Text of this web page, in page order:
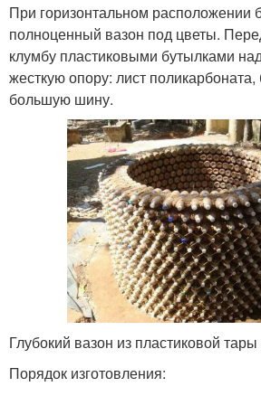
При горизонтальном расположении
полноценный вазон под цветы.
клумбу пластиковыми бутылками
жесткую опору: лист поликарбоната,
большую шину.
Глубокий вазон из пластиковой тары
Порядок изготовления: